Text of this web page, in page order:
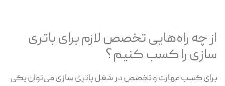
از چه راه‌هایی تخصص لازم برای باتری
سازی را کسب کنیم؟
برای کسب مهارت و تخصص در شغل باتری سازی می‌توان یکی